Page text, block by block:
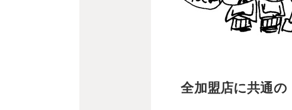
全加盟店に共通の